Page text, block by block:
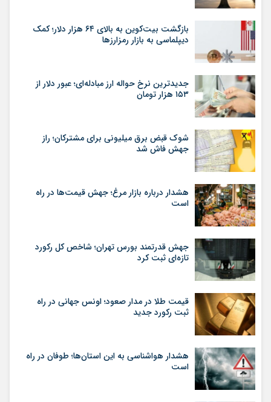
بازگشت بیت‌کوین به بالای ۶۴ هزار دلار؛ کمک
دیپلماسی به بازار رمزارزها
جدیدترین نرخ حواله ارز مبادله‌ای؛ عبور دلار از
۱۵۳ هزار تومان
شوک قبض برق میلیونی برای مشترکان؛ راز
جهش فاش شد
هشدار درباره بازار مرغ؛ جهش قیمت‌ها در راه
است
جهش قدرتمند بورس تهران؛ شاخص کل رکورد
تازه‌ای ثبت کرد
قیمت طلا در مدار صعود؛ اونس جهانی در راه
ثبت رکورد جدید
هشدار هواشناسی به این استان‌ها؛ طوفان در راه
است